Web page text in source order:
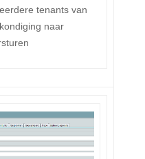
tenants van
naar